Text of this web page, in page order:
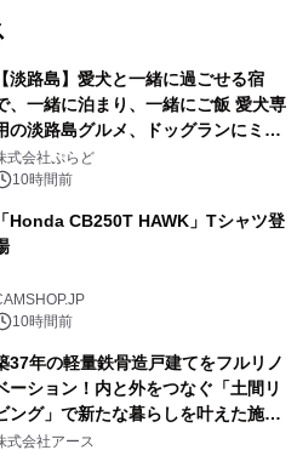
【淡路島】愛犬と一緒に過ごせる宿
、一緒に泊まり、一緒にご飯 愛犬専
の淡路島グルメ、ドッグランにミニ
ール グランピングとトレーラーハウ
の2施設で
式会社ぷらど
10時間前
「Honda CB250T HAWK」Tシャツ登
10時間前
37年の軽量鉄骨造戸建てをフルリノ
ーション！内と外をつなぐ「土間リ
ング」で新たな暮らしを叶えた施工
例を株式会社アースが公開
式会社アース